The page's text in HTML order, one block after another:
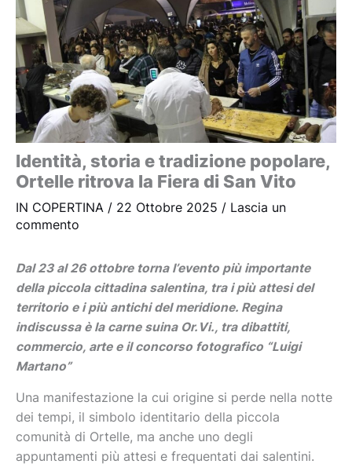
Identità, storia e tradizione popolare,
Ortelle ritrova la Fiera di San Vito
IN COPERTINA / 22 Ottobre 2025 / Lascia un
commento
Dal 23 al 26 ottobre torna l’evento più importante
della piccola cittadina salentina, tra i più attesi del
territorio e i più antichi del meridione. Regina
indiscussa è la carne suina Or.Vi., tra dibattiti,
commercio, arte e il concorso fotografico “Luigi
Martano”
Una manifestazione la cui origine si perde nella notte
dei tempi, il simbolo identitario della piccola
comunità di Ortelle, ma anche uno degli
appuntamenti più attesi e frequentati dai salentini.